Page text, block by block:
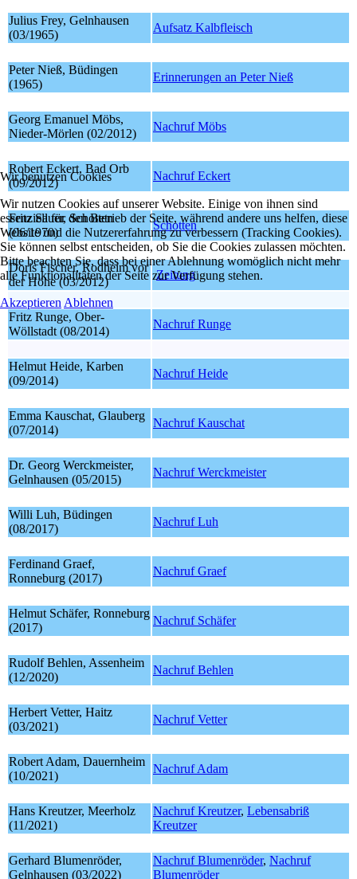
Julius Frey, Gelnhausen
(03/1965)
Aufsatz Kalbfleisch
Peter Nieß, Büdingen
(1965)
Erinnerungen an Peter Nieß
Georg Emanuel Möbs,
Nieder-Mörlen (02/2012)
Nachruf Möbs
Robert Eckert, Bad Orb
(09/2012)
Nachruf Eckert
Fritz Sauer, Schotten
(06/1970)
Schotten
Doris Fischer, Rodheim vor
der Höhe (03/2012)
Zeitung
Fritz Runge, Ober-
Wöllstadt (08/2014)
Nachruf Runge
Helmut Heide, Karben
(09/2014)
Nachruf Heide
Emma Kauschat, Glauberg
(07/2014)
Nachruf Kauschat
Dr. Georg Werckmeister,
Gelnhausen (05/2015)
Nachruf Werckmeister
Willi Luh, Büdingen
(08/2017)
Nachruf Luh
Ferdinand Graef,
Ronneburg (2017)
Nachruf Graef
Helmut Schäfer, Ronneburg
(2017)
Nachruf Schäfer
Rudolf Behlen, Assenheim
(12/2020)
Nachruf Behlen
Herbert Vetter, Haitz
(03/2021)
Nachruf Vetter
Robert Adam, Dauernheim
(10/2021)
Nachruf Adam
Hans Kreutzer, Meerholz
(11/2021)
Nachruf Kreutzer, Lebensabriß
Kreutzer
Gerhard Blumenröder,
Gelnhausen (03/2022)
Nachruf Blumenröder, Nachruf
Blumenröder
Wir benutzen Cookies
Wir nutzen Cookies auf unserer Website. Einige von ihnen sind
essenziell für den Betrieb der Seite, während andere uns helfen, diese
Website und die Nutzererfahrung zu verbessern (Tracking Cookies).
Sie können selbst entscheiden, ob Sie die Cookies zulassen möchten.
Bitte beachten Sie, dass bei einer Ablehnung womöglich nicht mehr
alle Funktionalitäten der Seite zur Verfügung stehen.
Akzeptieren Ablehnen